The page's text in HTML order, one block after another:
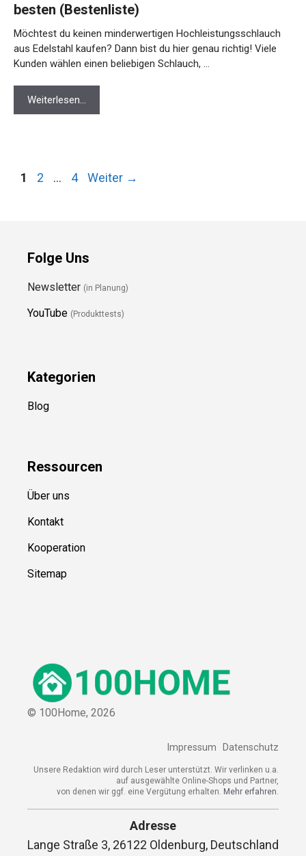
besten (Bestenliste)
Möchtest du keinen minderwertigen Hochleistungsschlauch
aus Edelstahl kaufen? Dann bist du hier genau richtig! Viele
Kunden wählen einen beliebigen Schlauch, …
Weiterlesen…
Seite
1 Seite
2 … Seite
4 Weiter →
Folge Uns
Newsletter (in Planung)
YouTube (Produkttests)
Kategorien
Blog
Ressourcen
Über uns
Kontakt
Kooperation
Sitemap
© 100Home, 2026
Impressum Datenschutz
Unsere Redaktion wird durch Leser unterstützt. Wir verlinken u.a.
auf ausgewählte Online-Shops und Partner,
von denen wir ggf. eine Vergütung erhalten. Mehr erfahren.
Adresse
Lange Straße 3, 26122 Oldenburg, Deutschland